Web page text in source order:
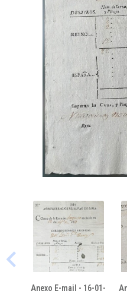
Anexo E-mail - 16-01-